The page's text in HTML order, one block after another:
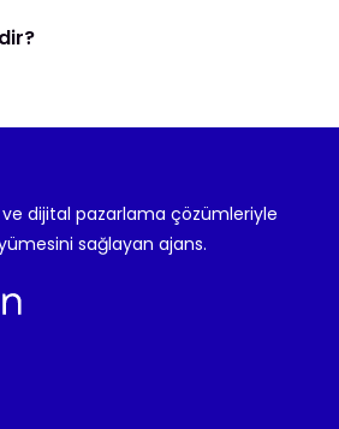
ve dijital pazarlama çözümleriyle
sağlayan ajans.